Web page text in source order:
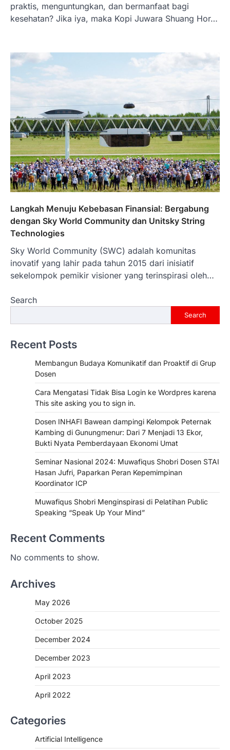
praktis, menguntungkan, dan bermanfaat bagi
kesehatan? Jika iya, maka Kopi Juwara Shuang Hor…
Langkah Menuju Kebebasan Finansial: Bergabung
dengan Sky World Community dan Unitsky String
Technologies
Sky World Community (SWC) adalah komunitas
inovatif yang lahir pada tahun 2015 dari inisiatif
sekelompok pemikir visioner yang terinspirasi oleh…
Search
Search
Recent Posts
Membangun Budaya Komunikatif dan Proaktif di Grup
Dosen
Cara Mengatasi Tidak Bisa Login ke Wordpres karena
This site asking you to sign in.
Dosen INHAFI Bawean dampingi Kelompok Peternak
Kambing di Gunungmenur: Dari 7 Menjadi 13 Ekor,
Bukti Nyata Pemberdayaan Ekonomi Umat
Seminar Nasional 2024: Muwafiqus Shobri Dosen STAI
Hasan Jufri, Paparkan Peran Kepemimpinan
Koordinator ICP
Muwafiqus Shobri Menginspirasi di Pelatihan Public
Speaking “Speak Up Your Mind”
Recent Comments
No comments to show.
Archives
May 2026
October 2025
December 2024
December 2023
April 2023
April 2022
Categories
Artificial Intelligence